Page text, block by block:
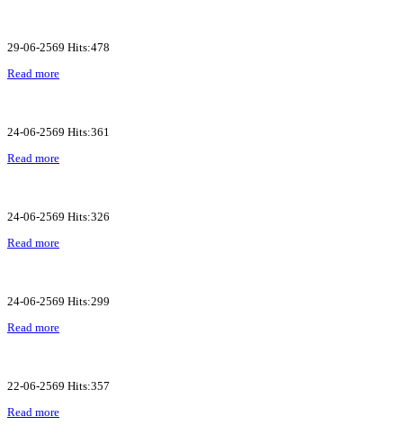
29-06-2569 Hits:478
Read more
24-06-2569 Hits:361
Read more
24-06-2569 Hits:326
Read more
24-06-2569 Hits:299
Read more
22-06-2569 Hits:357
Read more